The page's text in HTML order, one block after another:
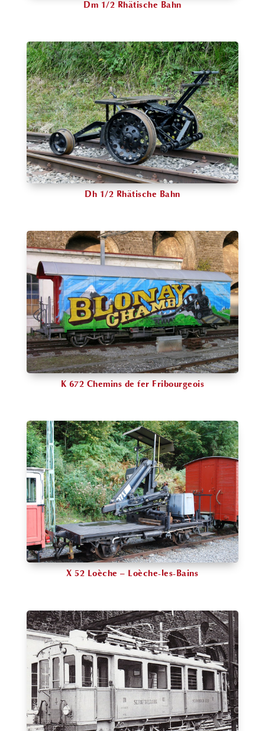
Dm 1/2 Rhätische Bahn
Dh 1/2 Rhätische Bahn
K 672 Chemins de fer Fribourgeois
X 52 Loèche – Loèche-les-Bains